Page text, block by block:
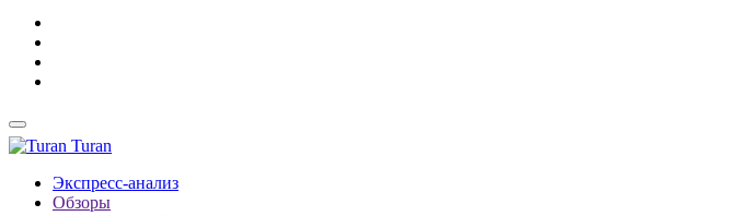
Turan
Экспресс-анализ
Обзоры